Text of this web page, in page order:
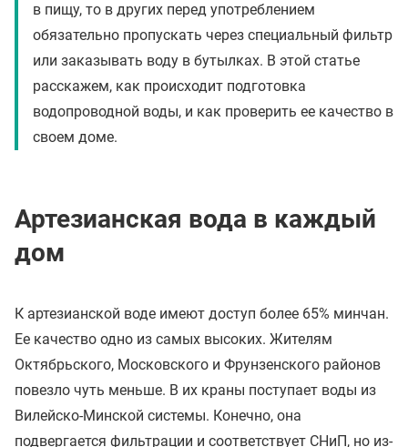
в пищу, то в других перед употреблением
обязательно пропускать через специальный фильтр
или заказывать воду в бутылках. В этой статье
расскажем, как происходит подготовка
водопроводной воды, и как проверить ее качество в
своем доме.
Артезианская вода в каждый
дом
К артезианской воде имеют доступ более 65% минчан.
Ее качество одно из самых высоких. Жителям
Октябрьского, Московского и Фрунзенского районов
повезло чуть меньше. В их краны поступает воды из
Вилейско-Минской системы. Конечно, она
подвергается фильтрации и соответствует СНиП, но из-